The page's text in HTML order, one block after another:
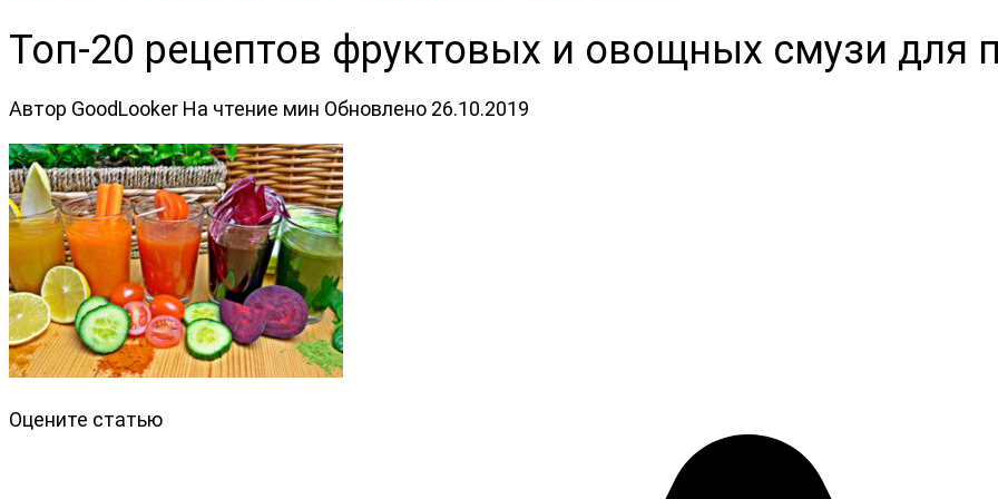
Топ-20 рецептов фруктовых и овощных смузи для
Автор GoodLooker На чтение мин Обновлено 26.10.2019
Оцените статью